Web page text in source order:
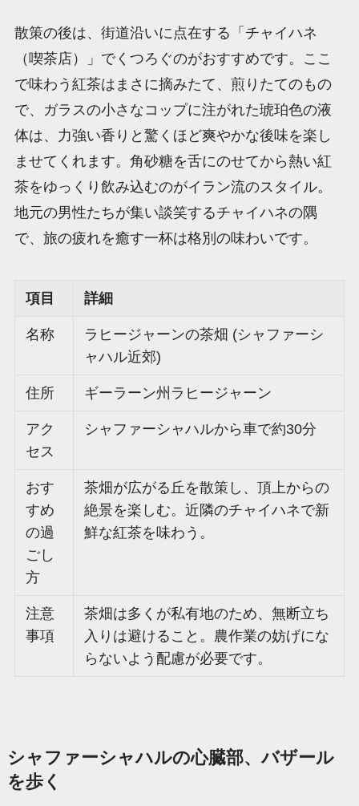
散策の後は、街道沿いに点在する「チャイハネ
（喫茶店）」でくつろぐのがおすすめです。ここ
で味わう紅茶はまさに摘みたて、煎りたてのもの
で、ガラスの小さなコップに注がれた琥珀色の液
体は、力強い香りと驚くほど爽やかな後味を楽し
ませてくれます。角砂糖を舌にのせてから熱い紅
茶をゆっくり飲み込むのがイラン流のスタイル。
地元の男性たちが集い談笑するチャイハネの隅
で、旅の疲れを癒す一杯は格別の味わいです。
項目 詳細
名称
ラヒージャーンの茶畑 (シャファーシ
ャハル近郊)
住所 ギーラーン州ラヒージャーン
アク
セス
シャファーシャハルから車で約30分
おす
すめ
の過
ごし
方
茶畑が広がる丘を散策し、頂上からの
絶景を楽しむ。近隣のチャイハネで新
鮮な紅茶を味わう。
注意
事項
茶畑は多くが私有地のため、無断立ち
入りは避けること。農作業の妨げにな
らないよう配慮が必要です。
シャファーシャハルの心臓部、バザール
を歩く